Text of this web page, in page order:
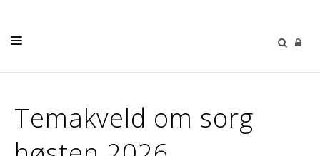
KONFIRMASJON
VIGSEL
Temakveld om sorg